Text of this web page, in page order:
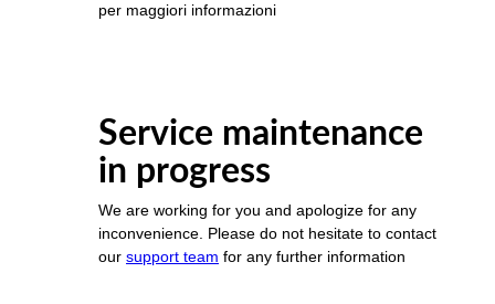
per maggiori informazioni
Service maintenance
in progress
We are working for you and apologize for any
inconvenience. Please do not hesitate to contact
our support team for any further information